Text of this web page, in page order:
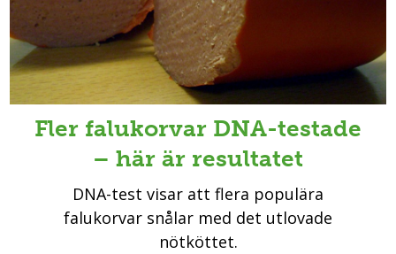
Fler falukorvar DNA-testade
– här är resultatet
DNA-test visar att flera populära
falukorvar snålar med det utlovade
nötköttet.